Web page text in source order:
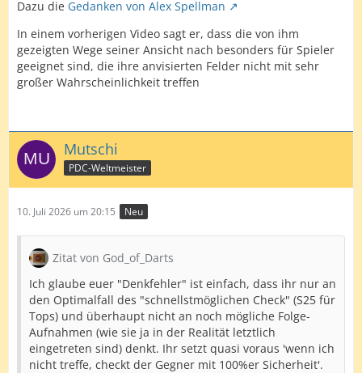
Dazu die Gedanken von Alex Spellman
In einem vorherigen Video sagt er, dass die von ihm
gezeigten Wege seiner Ansicht nach besonders für Spieler
geeignet sind, die ihre anvisierten Felder nicht mit sehr
großer Wahrscheinlichkeit treffen
Mutschi
PDC-Weltmeister
10. Juli 2026 um 20:15 Neu
Zitat von God_of_Darts
Ich glaube euer "Denkfehler" ist einfach, dass ihr nur an
den Optimalfall des "schnellstmöglichen Check" (S25 für
Tops) und überhaupt nicht an noch mögliche Folge-
Aufnahmen (wie sie ja in der Realität letztlich
eingetreten sind) denkt. Ihr setzt quasi voraus 'wenn ich
nicht treffe, checkt der Gegner mit 100%er Sicherheit'.